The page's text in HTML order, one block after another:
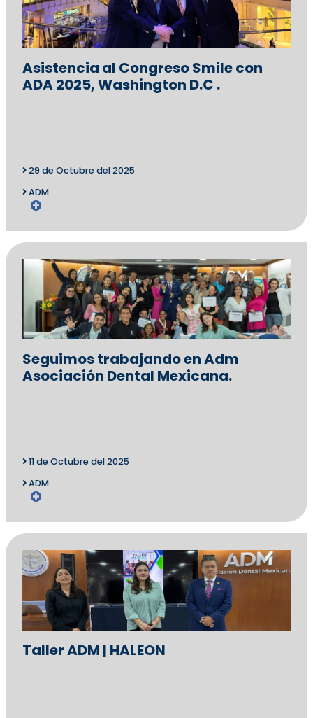
Asistencia al Congreso Smile con
ADA 2025, Washington D.C .
29 de Octubre del 2025
ADM
Seguimos trabajando en Adm
Asociación Dental Mexicana.
11 de Octubre del 2025
ADM
Taller ADM | HALEON